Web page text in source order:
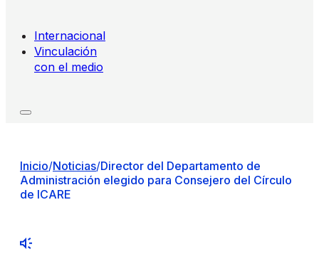
Internacional
Vinculación
con el medio
Inicio/Noticias/Director del Departamento de
Administración elegido para Consejero del Círculo
de ICARE